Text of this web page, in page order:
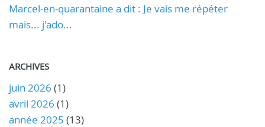
Marcel-en-quarantaine a dit : Je vais me répéter
mais... j'ado...
ARCHIVES
juin 2026 (1)
avril 2026 (1)
année 2025 (13)